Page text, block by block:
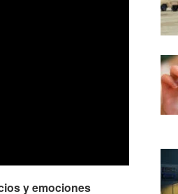
y emociones